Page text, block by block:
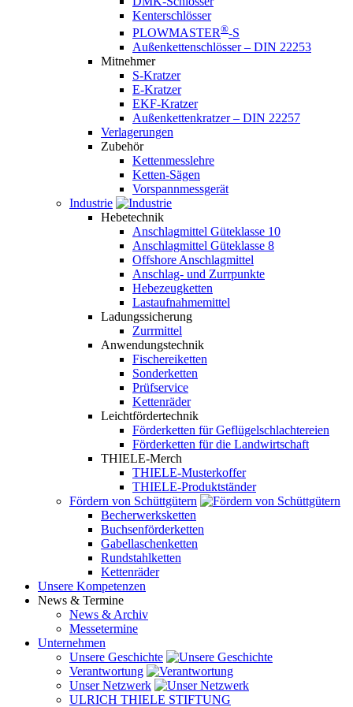
Kenterschlösser
PLOWMASTER®-S
Außenkettenschlösser – DIN 22253
Mitnehmer
S-Kratzer
E-Kratzer
EKF-Kratzer
Außenkettenkratzer – DIN 22257
Verlagerungen
Zubehör
Kettenmesslehre
Ketten-Sägen
Vorspannmessgerät
Industrie
Hebetechnik
Anschlagmittel Güteklasse 10
Anschlagmittel Güteklasse 8
Offshore Anschlagmittel
Anschlag- und Zurrpunkte
Hebezeugketten
Lastaufnahmemittel
Ladungssicherung
Zurrmittel
Anwendungstechnik
Fischereiketten
Sonderketten
Prüfservice
Kettenräder
Leichtfördertechnik
Förderketten für Geflügelschlachtereien
Förderketten für die Landwirtschaft
THIELE-Merch
THIELE-Musterkoffer
THIELE-Produktständer
Fördern von Schüttgütern
Becherwerksketten
Buchsenförderketten
Gabellaschenketten
Rundstahlketten
Kettenräder
Unsere Kompetenzen
News & Termine
News & Archiv
Messetermine
Unternehmen
Unsere Geschichte
Verantwortung
Unser Netzwerk
ULRICH THIELE STIFTUNG